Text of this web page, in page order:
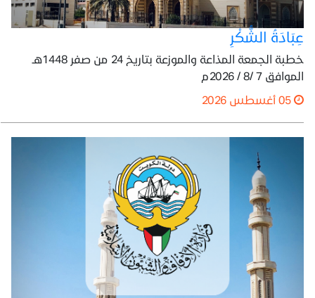
عِبَادَةُ الشُّكْرِ
خطبة الجمعة المذاعة والموزعة بتاريخ 24 من صفر 1448هـ
الموافق 7 /8 / 2026م